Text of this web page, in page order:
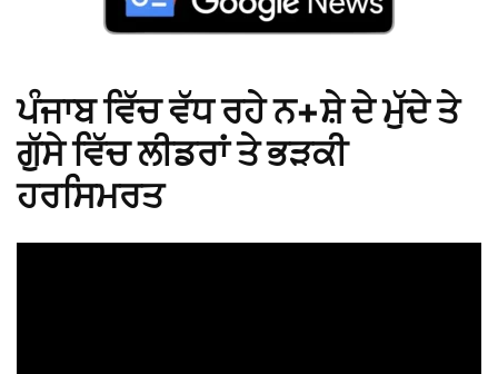
ਪੰਜਾਬ ਵਿੱਚ ਵੱਧ ਰਹੇ ਨ+ਸ਼ੇ ਦੇ ਮੁੱਦੇ ਤੇ
ਗੁੱਸੇ ਵਿੱਚ ਲੀਡਰਾਂ ਤੇ ਭੜਕੀ
ਹਰਸਿਮਰਤ